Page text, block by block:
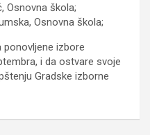
Osnovna škola;
Osnovna škola;
izbore
i da ostvare svoje
Gradske izborne